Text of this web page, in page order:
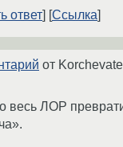
ответ
Ссылка
от Korchevatel
весь ЛОР